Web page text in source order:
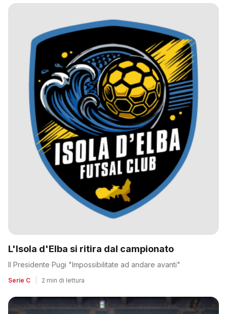
L'Isola d'Elba si ritira dal campionato
Il Presidente Pugi "Impossibilitate ad andare avanti"
Serie C 2 min di lettura